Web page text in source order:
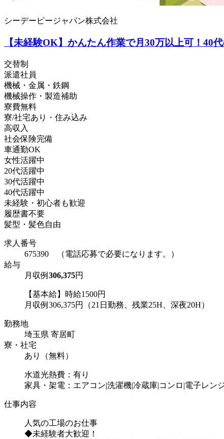
シーデーピージャパン株式会社
【未経験OK】かんたん作業で月30万以上可！
交替制
派遣社員
機械・金属・鉄鋼
機械操作・製造補助
寮費無料
寮/社宅あり・住み込み
高収入
社会保険完備
車通勤OK
女性活躍中
20代活躍中
30代活躍中
40代活躍中
未経験・初心者も歓迎
履歴書不要
髪型・髪色自由
求人番号
675390 （電話応募で必要になります。）
給与
月収例 306,375円
【基本給】時給1500円
月収例306,375円（21日勤務、残業25H、深夜20H）
勤務地
埼玉県 寄居町
寮・社宅
あり（無料）
水道光熱費：有り
家具・架電：エアコン|洗濯機|冷蔵庫|コンロ|電子レン
仕事内容
人気の工場のお仕事
◆未経験者大歓迎！